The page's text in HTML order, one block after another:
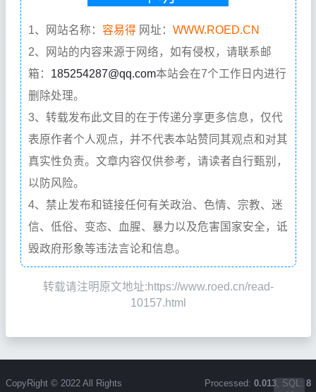
1、网站名称： 容易得 网址： WWW.ROED.CN
2、网站的内容来源于网络，如有侵权，请联系邮
箱： 185254287@qq.com本站会在7个工作日内进行
删除处理。
3、转载发布此文目的在于传递分享更多信息，仅代
表原作者个人观点，并不代表本站赞同其观点和对其
真实性负责。文章内容仅供参考，请读者自行甄别，
以防风险。
4、禁止发布和链接任何有关政治、色情、宗教、迷
信、低俗、变态、血腥、暴力以及危害国家安全，诋
毁政府形象等违法言论和信息。
转载请注明原文地址:https://www.roed.cn/read-
10157.html
CopyRight © 2022 All Rights
Processed: 0.013, SQL: 8